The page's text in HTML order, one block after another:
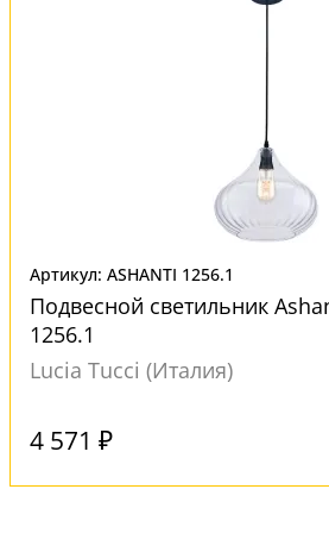
Артикул: ASHANTI 1256.1
Подвесной светильник
1256.1
Lucia Tucci (Италия)
4 571 ₽